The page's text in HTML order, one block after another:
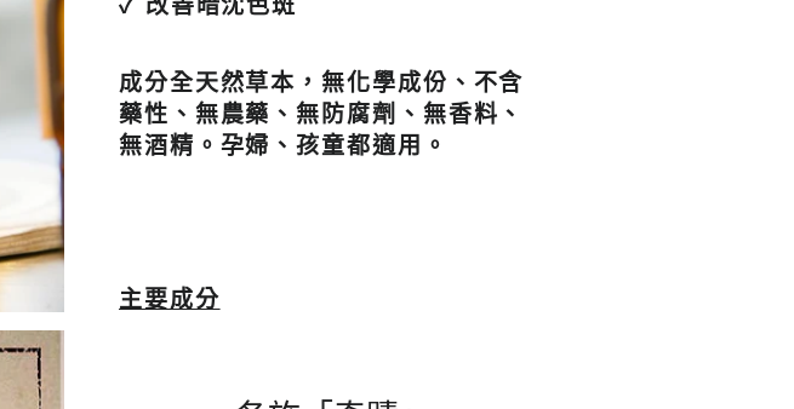
成分全天然草本，無化學成份、不含
藥性、無農藥、無防腐劑、無香料、
無酒精 。 孕婦、孩童都適用 。
主要成分